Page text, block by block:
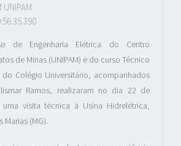
de Engenharia Elétrica do Centro
de Minas (UNIPAM) e do curso Técnico
Colégio Universitário, acompanhados
Ramos, realizaram no dia 22 de
visita técnica à Usina Hidrelétrica,
Marias (MG).